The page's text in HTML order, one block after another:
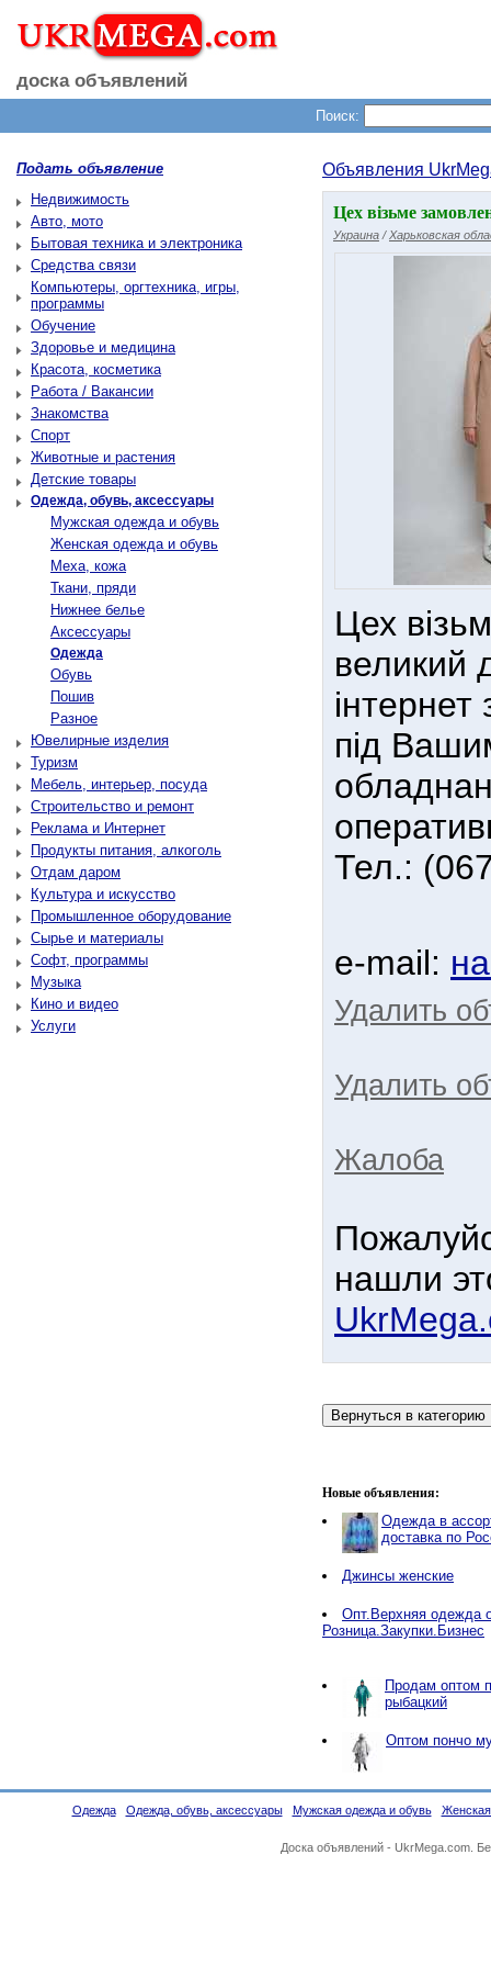
доска объявлений
Поиск:
Подать объявление
Недвижимость
Авто, мото
Бытовая техника и электроника
Средства связи
Компьютеры, оргтехника, игры,
программы
Обучение
Здоровье и медицина
Красота, косметика
Работа / Вакансии
Знакомства
Спорт
Животные и растения
Детские товары
Одежда, обувь, аксессуары
Мужская одежда и обувь
Женская одежда и обувь
Меха, кожа
Ткани, пряди
Нижнее белье
Аксессуары
Одежда
Обувь
Пошив
Разное
Ювелирные изделия
Туризм
Мебель, интерьер, посуда
Строительство и ремонт
Реклама и Интернет
Продукты питания, алкоголь
Отдам даром
Культура и искусство
Промышленное оборудование
Сырье и материалы
Софт, программы
Музыка
Кино и видео
Услуги
Объявления
Цех візьме
Украина / Харьковская
Цех
великий
під
Тел.:
e-mail:
Удалить
Удалить
Жалоба
нашли
Новые объявления:
Одежда в
доставка по
Джинсы женские
Опт.Верхняя одежда
Розница.Закупки.Бизнес
Продам оптом
рыбацкий
Оптом пончо
Одежда Одежда, обувь, аксессуары Мужская одежда и обувь
Доска объявлений - UkrMega.com.